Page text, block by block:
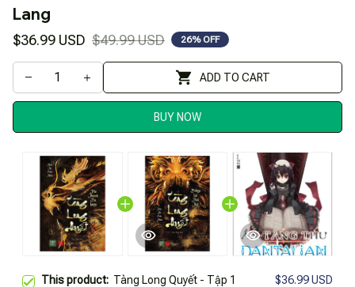
Lang
$36.99 USD $49.99 USD 26% OFF
ADD TO CART
BUY NOW
This product: Tàng Long Quyết - Tập 1
$36.99 USD